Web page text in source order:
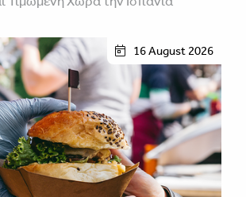
16 August 2026